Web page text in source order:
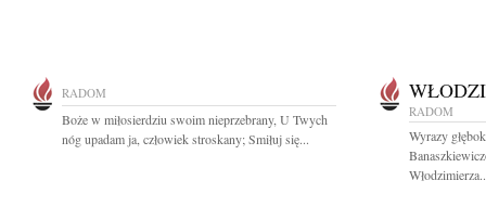
RADOM
Boże w miłosierdziu swoim nieprzebrany, U Twych
nóg upadam ja, człowiek stroskany; Smiłuj się...
RADOM
Wyrazy